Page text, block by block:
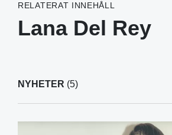
RELATERAT INNEHÅLL
Lana Del Rey
NYHETER (5)